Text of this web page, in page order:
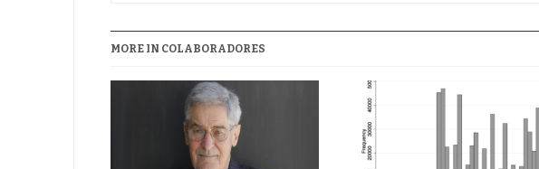
MORE IN COLABORADORES